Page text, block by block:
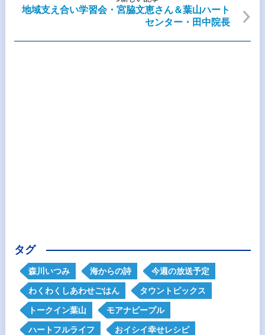
地域支え合い学習会・宮脇文恵さん＆葉山ハート
センター・田中院長
タグ
森川いつみ 海からの詩 今週の放送予定
わくわくしあわせごはん タウントピックス
トークイン葉山 モアナピープル
ハートフルライフ おイシイ幸せレシピ